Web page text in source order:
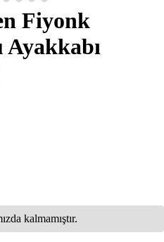
Fiyonk
Ayakkabı
kalmamıştır.